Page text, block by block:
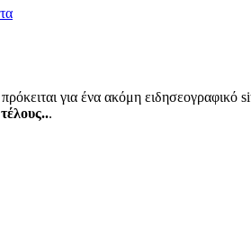
για ένα ακόμη ειδησεογραφικό
.